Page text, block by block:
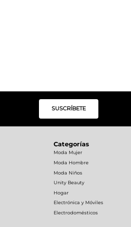
SUSCRÍBETE
Categorías
Moda Mujer
Moda Hombre
Moda Niños
Unity Beauty
Hogar
Electrónica y Móviles
Electrodomésticos